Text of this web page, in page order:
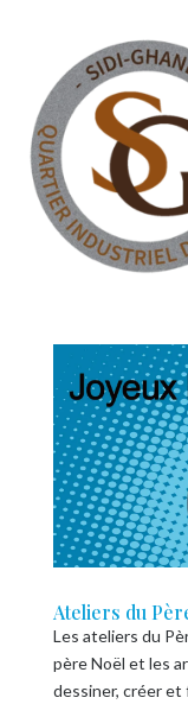
Ateliers du
Les ateliers du
père Noël et les
dessiner, créer